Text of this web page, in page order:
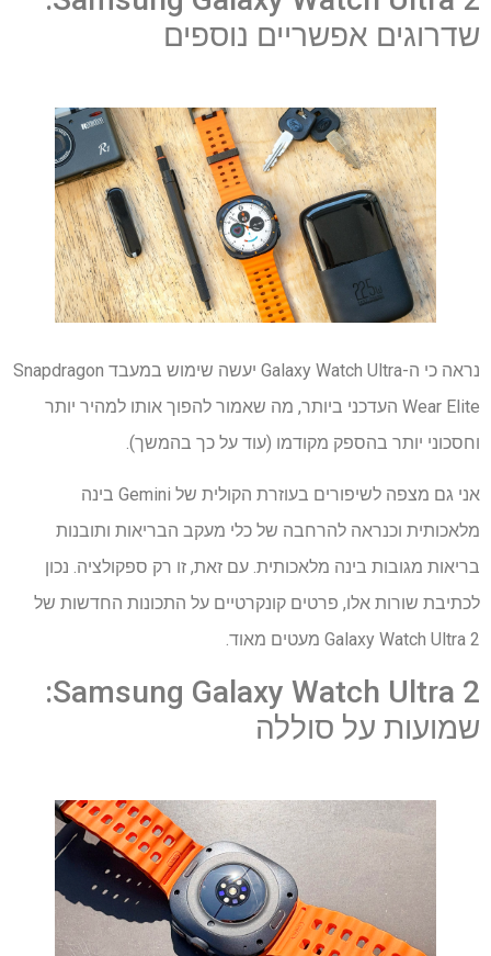
שדרוגים אפשריים נוספים
נראה כי ה-Galaxy Watch Ultra יעשה שימוש במעבד Snapdragon
Wear Elite העדכני ביותר, מה שאמור להפוך אותו למהיר יותר
וחסכוני יותר בהספק מקודמו (עוד על כך בהמשך).
אני גם מצפה לשיפורים בעוזרת הקולית של Gemini בינה
מלאכותית וכנראה להרחבה של כלי מעקב הבריאות ותובנות
בריאות מגובות בינה מלאכותית. עם זאת, זו רק ספקולציה. נכון
לכתיבת שורות אלו, פרטים קונקרטיים על התכונות החדשות של
Galaxy Watch Ultra 2 מעטים מאוד.
Samsung Galaxy Watch Ultra 2:
שמועות על סוללה